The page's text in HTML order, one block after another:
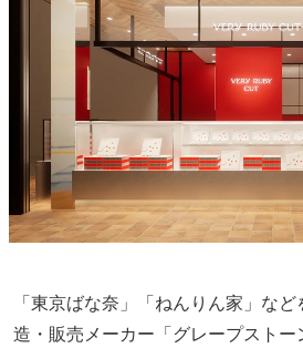
「東京ばな奈」「ねんりん家」な
造・販売メーカー「グレープストー